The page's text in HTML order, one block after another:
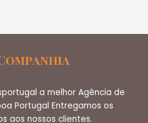
a melhor Agência de
Portugal Entregamos os
aos nossos clientes.